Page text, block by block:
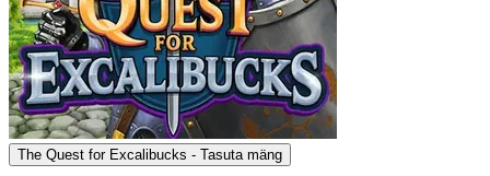
The Quest for Excalibucks - Tasuta mäng